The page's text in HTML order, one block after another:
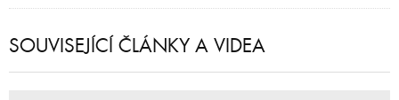
SOUVISEJÍCÍ ČLÁNKY A VIDEA